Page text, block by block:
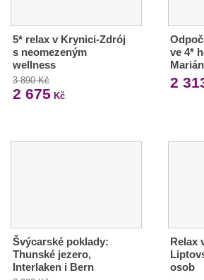
5* relax v Krynici-Zdrój
s neomezeným
wellness
3 890 Kč
2 675 Kč
ve 4*
2
Švýcarské poklady:
Thunské jezero,
Interlaken i Bern
Relax
osob